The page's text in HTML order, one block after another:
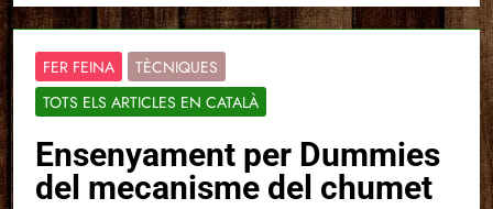
FER FEINA
TÈCNIQUES
TOTS ELS ARTICLES EN CATALÀ
Ensenyament per Dummies
del mecanisme del chumet